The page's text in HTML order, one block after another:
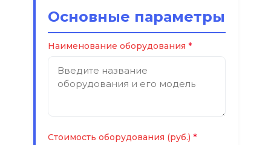
Основные параметры
Наименование оборудования
Стоимость оборудования (руб.)